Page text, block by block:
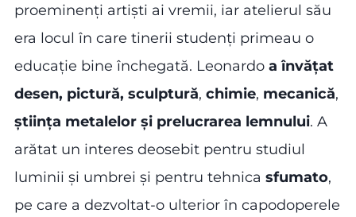
proeminenți artiști ai vremii, iar atelierul său
era locul în care tinerii studenți primeau o
educație bine închegată. Leonardo a învățat
desen, pictură, sculptură, chimie, mecanică,
știința metalelor și prelucrarea lemnului. A
arătat un interes deosebit pentru studiul
luminii și umbrei și pentru tehnica sfumato,
pe care a dezvoltat-o ulterior în capodoperele